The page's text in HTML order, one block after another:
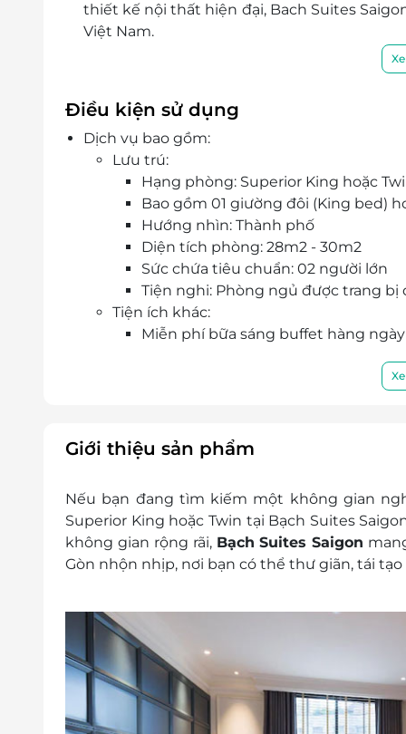
thiết kế nội thất hiện đại, Bach Suites
Việt Nam.
Một số tiện ích nổi bật của khách sạn
Quầy tiếp tân 24 giờ luôn sẵn sàng phục
hay bất kỳ yêu cầu nào.
Điều kiện sử dụng
Dịch vụ bao gồm:
Lưu trú:
Hạng phòng: Superior King hoặc
Bao gồm 01 giường đôi (King bed)
Hướng nhìn: Thành phố
Diện tích phòng: 28m2 - 30m2
Sức chứa tiêu chuẩn: 02 người lớn
Tiện nghi: Phòng ngủ được trang
Tiện ích khác:
Miễn phí bữa sáng buffet hàng ngày
Miễn phí sử dụng trà và cà phê
Dịch vụ không bao gồm: Chi phí cá nhân và
Chính sách Trẻ em và Phụ thu:
Ăn sáng phát sinh được tính phí là
Nôi em bé (dưới 03 tuổi) sẽ được đặt
có tại khách sạn
Miễn phí 01 trẻ em dưới 06 tuổi khi ở
ăn sáng (chỉ áp dụng từ phòng Deluxe
Đối với trẻ em trên 12 tuổi lên sẽ
900,000 VNĐ mỗi đêm có ăn sáng
Điều kiện đặt & nhận phòng:
Đặt ít nhất 7 - 10 ngày trước ngày đến
cần đặt trước 3 tuần
Giới thiệu sản phẩm
Nếu bạn đang tìm kiếm một không gian
Superior King hoặc Twin tại Bạch Suites
không gian rộng rãi, Bạch Suites Saigon
Gòn nhộn nhịp, nơi bạn có thể thư giãn, tái